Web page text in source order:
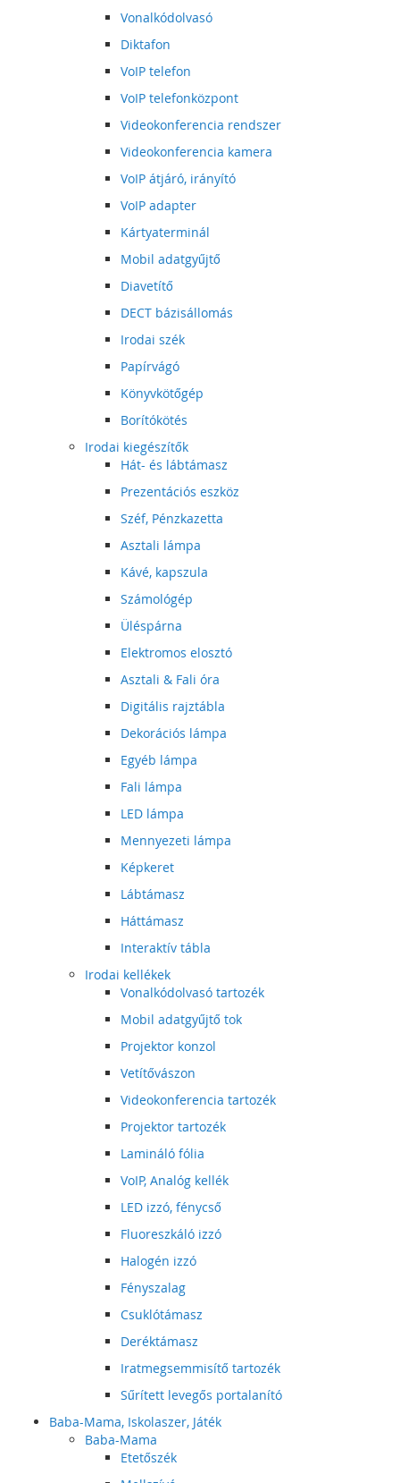
Vonalkódolvasó
Diktafon
VoIP telefon
VoIP telefonközpont
Videokonferencia rendszer
Videokonferencia kamera
VoIP átjáró, irányító
VoIP adapter
Kártyaterminál
Mobil adatgyűjtő
Diavetítő
DECT bázisállomás
Irodai szék
Papírvágó
Könyvkötőgép
Borítókötés
Irodai kiegészítők
Hát- és lábtámasz
Prezentációs eszköz
Széf, Pénzkazetta
Asztali lámpa
Kávé, kapszula
Számológép
Üléspárna
Elektromos elosztó
Asztali & Fali óra
Digitális rajztábla
Dekorációs lámpa
Egyéb lámpa
Fali lámpa
LED lámpa
Mennyezeti lámpa
Képkeret
Lábtámasz
Háttámasz
Interaktív tábla
Irodai kellékek
Vonalkódolvasó tartozék
Mobil adatgyűjtő tok
Projektor konzol
Vetítővászon
Videokonferencia tartozék
Projektor tartozék
Lamináló fólia
VoIP, Analóg kellék
LED izzó, fénycső
Fluoreszkáló izzó
Halogén izzó
Fényszalag
Csuklótámasz
Deréktámasz
Iratmegsemmisítő tartozék
Sűrített levegős portalanító
Baba-Mama, Iskolaszer, Játék
Baba-Mama
Etetőszék